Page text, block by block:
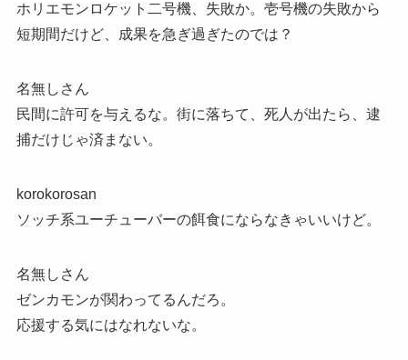
ホリエモンロケット二号機、失敗か。壱号機の失敗から
短期間だけど、成果を急ぎ過ぎたのでは？
名無しさん
民間に許可を与えるな。街に落ちて、死人が出たら、逮
捕だけじゃ済まない。
korokorosan
ソッチ系ユーチューバーの餌食にならなきゃいいけど。
名無しさん
ゼンカモンが関わってるんだろ。
応援する気にはなれないな。